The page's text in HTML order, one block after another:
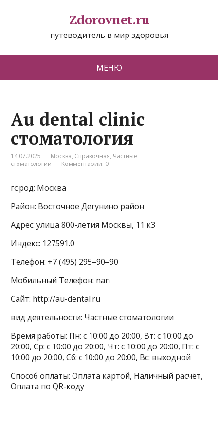
Zdorovnet.ru
путеводитель в мир здоровья
МЕНЮ
Au dental clinic
стоматология
14.07.2025 Москва, Справочная, Частные
стоматологии
Комментарии: 0
город: Москва
Район: Восточное Дегунино район
Адрес: улица 800-летия Москвы, 11 к3
Индекс: 127591.0
Телефон: +7 (495) 295‒90‒90
Мобильный Телефон: nan
Сайт: http://au-dental.ru
вид деятельности: Частные стоматологии
Время работы: Пн: с 10:00 до 20:00, Вт: с 10:00 до
20:00, Ср: с 10:00 до 20:00, Чт: с 10:00 до 20:00, Пт: с
10:00 до 20:00, Сб: с 10:00 до 20:00, Вс: выходной
Способ оплаты: Оплата картой, Наличный расчёт,
Оплата по QR-коду